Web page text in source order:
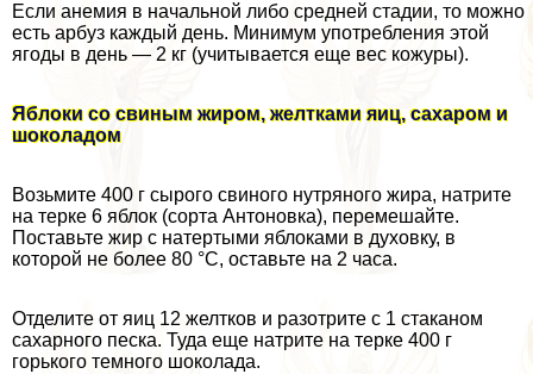
Если анемия в начальной либо средней стадии, то можно
есть арбуз каждый день. Минимум употрeбления этой
ягоды в день — 2 кг (учитывается еще вес кожуры).
Яблоки со свиным жиром, желтками яиц, сахаром и
шоколадом
Возьмите 400 г сырого свиного нутряного жира, натрите
на терке 6 яблок (сорта Антоновка), перемешайте.
Поставьте жир с натертыми яблоками в духовку, в
которой не более 80 °C, оставьте на 2 часа.
Отделите от яиц 12 желтков и разотрите с 1 стаканом
сахарного песка. Туда еще натрите на терке 400 г
горького темного шоколада.